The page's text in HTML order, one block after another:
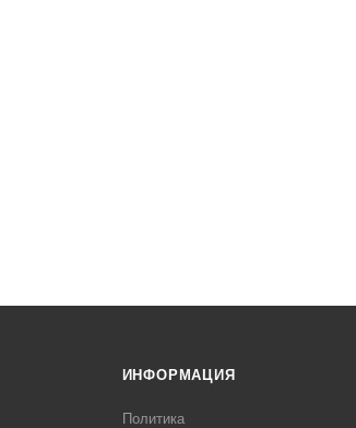
ИНФОРМАЦИЯ
Политика